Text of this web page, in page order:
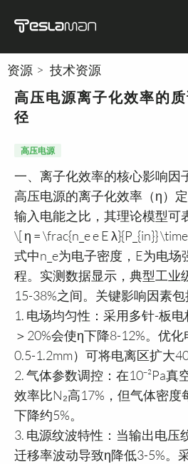
资源 技术资源
高压电源离子化效率的
径
高压电源
一、离子化效率的核心影响因
高压电源的离子化效率（η）
输入电能之比，其理论模型可
\[ η = \frac{n_e e E λ}{P_{in}}
式中n_e为电子密度，E为电场
程。实测数据显示，典型工业
15-38%之间。关键影响因素包
1. 电场均匀性：采用多针-板
＞20%会使η下降8-12%。优
0.5-1.2mm）可将电离区扩大
2. 气体参数调控：在10⁻²Pa
效率比N₂高17%，但气体密度
下降约5%。
3. 电源纹波特性：当输出电压
迁移率波动导致η降低3-5%。